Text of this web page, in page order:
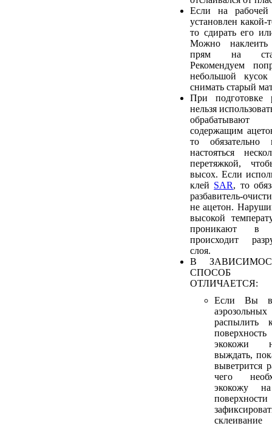
Если на рабочей
установлен какой-
то сдирать его
Можно
прям на
Рекомендуем
небольшой
снимать старый
При подготовке
нельзя
обрабатывают
содержащим
то
настояться
перетяжкой,
высох. Если
клей SAR, то
разбавитель-
не ацетон.
высокой
проникают в
происходит
слоя.
В
СПОСОБ
ОТЛИЧАЕТСЯ:
Если Вы
распылить
экокожи
выждать,
выветрится
чего
экокожу